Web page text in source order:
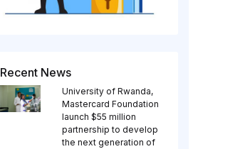
Recent News
University of Rwanda,
Mastercard Foundation
launch $55 million
partnership to develop
the next generation of